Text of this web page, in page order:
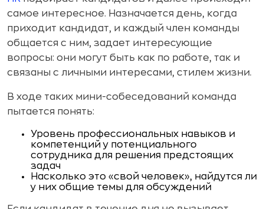
самое интересное. Назначается день, когда
приходит кандидат, и каждый член команды
общается с ним, задает интересующие
вопросы: они могут быть как по работе, так и
связаны с личными интересами, стилем жизни.
В ходе таких мини-собеседований команда
пытается понять:
Уровень профессиональных навыков и
компетенций у потенциального
сотрудника для решения предстоящих
задач
Насколько это «свой человек», найдутся ли
у них общие темы для обсуждений